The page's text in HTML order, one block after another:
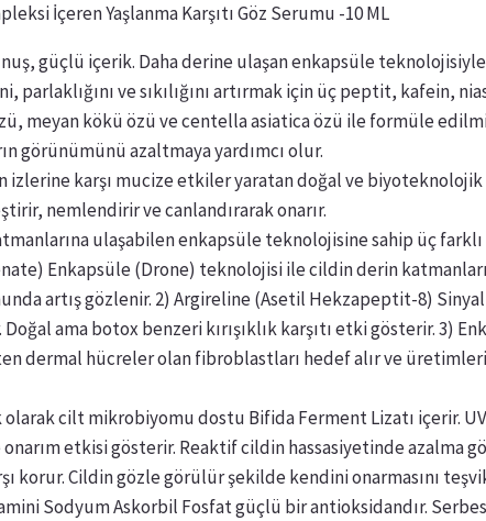
İçeren Yaşlanma Karşıtı Göz Serumu -10 ML
güçlü içerik. Daha derine ulaşan enkapsüle
parlaklığını ve sıkılığını artırmak için üç peptit, kafein,
meyan kökü özü ve centella asiatica özü ile formüle
görünümünü azaltmaya yardımcı olur.
izlerine karşı mucize etkiler yaratan doğal ve
nemlendirir ve canlandırarak onarır.
ulaşabilen enkapsüle teknolojisine sahip üç
Enkapsüle (Drone) teknolojisi ile cildin derin
artış gözlenir. 2) Argireline (Asetil Hekzapeptit-8)
ama botox benzeri kırışıklık karşıtı etki gösterir. 3)
dermal hücreler olan fibroblastları hedef alır ve
cilt mikrobiyomu dostu Bifida Ferment Lizatı içerir.
etkisi gösterir. Reaktif cildin hassasiyetinde
korur. Cildin gözle görülür şekilde kendini onarmasını
Sodyum Askorbil Fosfat güçlü bir antioksidandır.